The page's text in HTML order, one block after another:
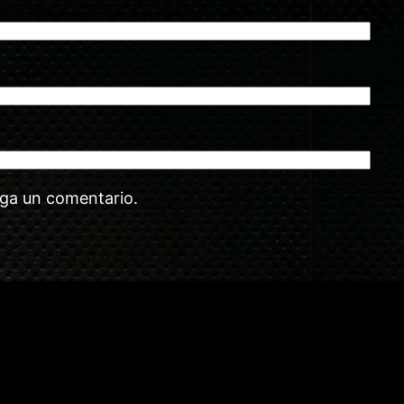
un comentario.